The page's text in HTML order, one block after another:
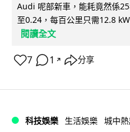
Audi 呢部新車，能耗竟然係
至0.24，每百公里只需12.8
閱讀全文
7 1 ↗ 分享
科技娛樂 生活娛樂 城中